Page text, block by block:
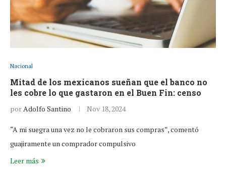
Nacional
Mitad de los mexicanos sueñan que el banco no
les cobre lo que gastaron en el Buen Fin: censo
porAdolfo Santino Nov 18, 2024
“A mi suegra una vez no le cobraron sus compras”, comentó
guajiramente un comprador compulsivo
Leer más